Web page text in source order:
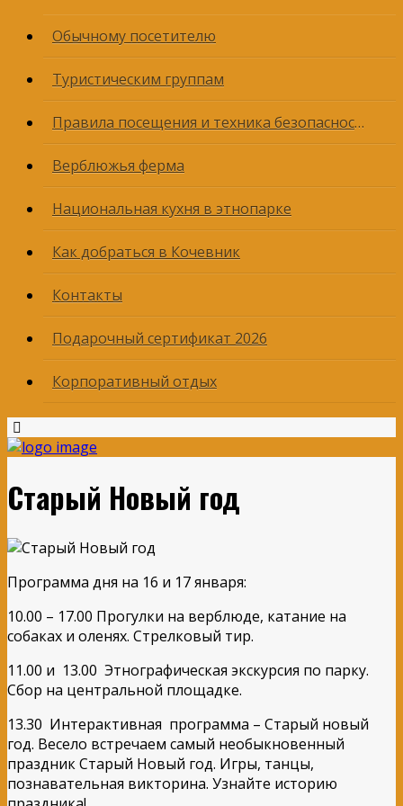
Обычному посетителю
Туристическим группам
Правила посещения и техника безопасности
Верблюжья ферма
Национальная кухня в этнопарке
Как добраться в Кочевник
Контакты
Подарочный сертификат 2026
Корпоративный отдых
Старый Новый год
Программа дня на 16 и 17 января:
10.00 – 17.00 Прогулки на верблюде, катание на
собаках и оленях. Стрелковый тир.
11.00 и 13.00 Этнографическая экскурсия по парку.
Сбор на центральной площадке.
13.30 Интерактивная программа – Старый новый
год. Весело встречаем самый необыкновенный
праздник Старый Новый год. Игры, танцы,
познавательная викторина. Узнайте историю